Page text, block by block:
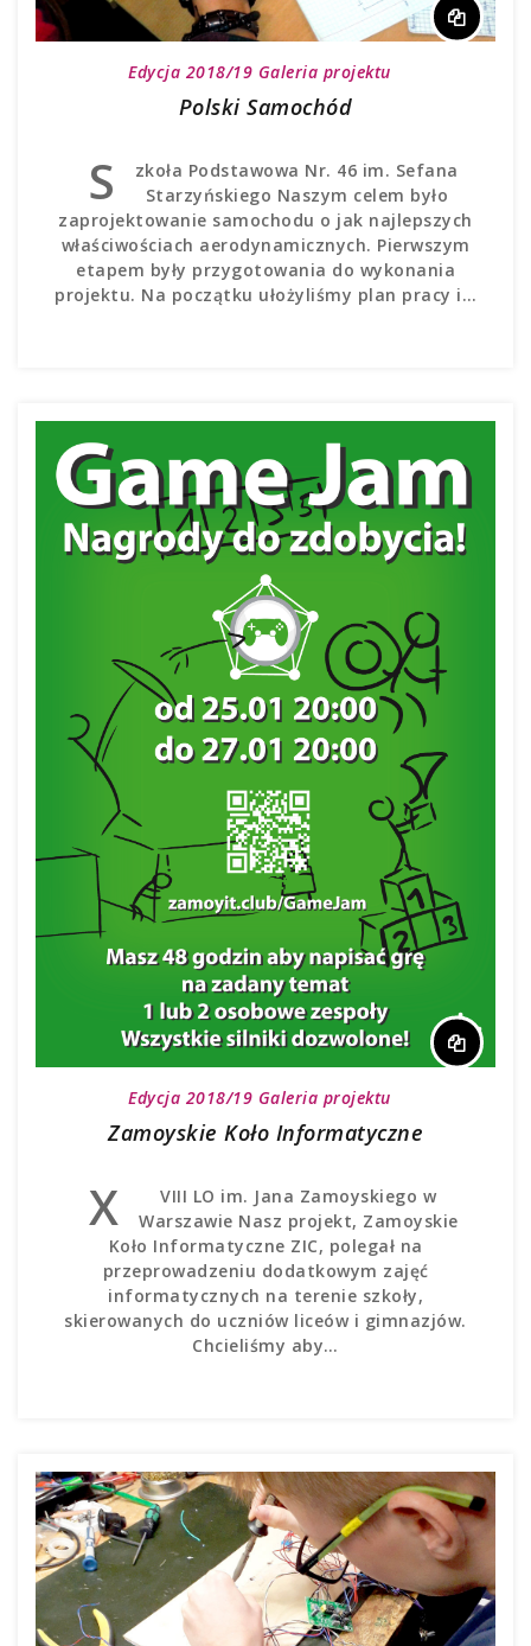
Edycja 2018/19 Galeria projektu
Polski Samochód
S
zkoła Podstawowa Nr. 46 im. Sefana
Starzyńskiego Naszym celem było
zaprojektowanie samochodu o jak najlepszych
właściwościach aerodynamicznych. Pierwszym
etapem były przygotowania do wykonania
projektu. Na początku ułożyliśmy plan pracy i…
Edycja 2018/19 Galeria projektu
Zamoyskie Koło Informatyczne
X
VIII LO im. Jana Zamoyskiego w
Warszawie Nasz projekt, Zamoyskie
Koło Informatyczne ZIC, polegał na
przeprowadzeniu dodatkowym zajęć
informatycznych na terenie szkoły,
skierowanych do uczniów liceów i gimnazjów.
Chcieliśmy aby…